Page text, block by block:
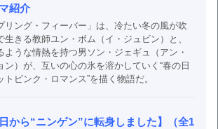
紹介
リング・フィーバー」は、冷たい冬の風が吹
生きる教師ユン・ボム（イ・ジュビン）と、
ような情熱を持つ男ソン・ジェギュ（アン・
ン）が、互いの心の氷を溶かしていく“春の日
トピンク・ロマンス”を描く物語だ。
日から“ニンゲン”に転身しました】（全1